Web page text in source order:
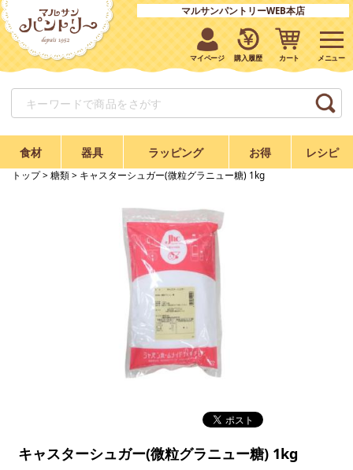
マルサンパントリーWEB本店
マイページ 購入履歴 カート
食材 器具 ラッピング お得 レシピ
トップ> 糖類> キャスターシュガー(微粒グラニュー糖) 1kg
キャスターシュガー(微粒グラニュー糖) 1kg